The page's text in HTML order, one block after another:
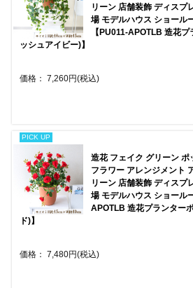
リーン 店舗装飾 ディスプ
場 モデルハウス ショール
【PU011-APOTLB 造花
ッシュアイビー)】
価格： 7,260円(税込)
PICK UP
造花 フェイク グリーン
フラワー アレンジメント
リーン 店舗装飾 ディスプ
場 モデルハウス ショール
APOTLB 造花プランター
ド)】
価格： 7,480円(税込)